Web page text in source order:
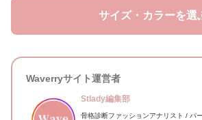
サイズ・カラーを選
Waverryサイト運営者
Stlady編集部
骨格診断ファッションアナリスト / パ